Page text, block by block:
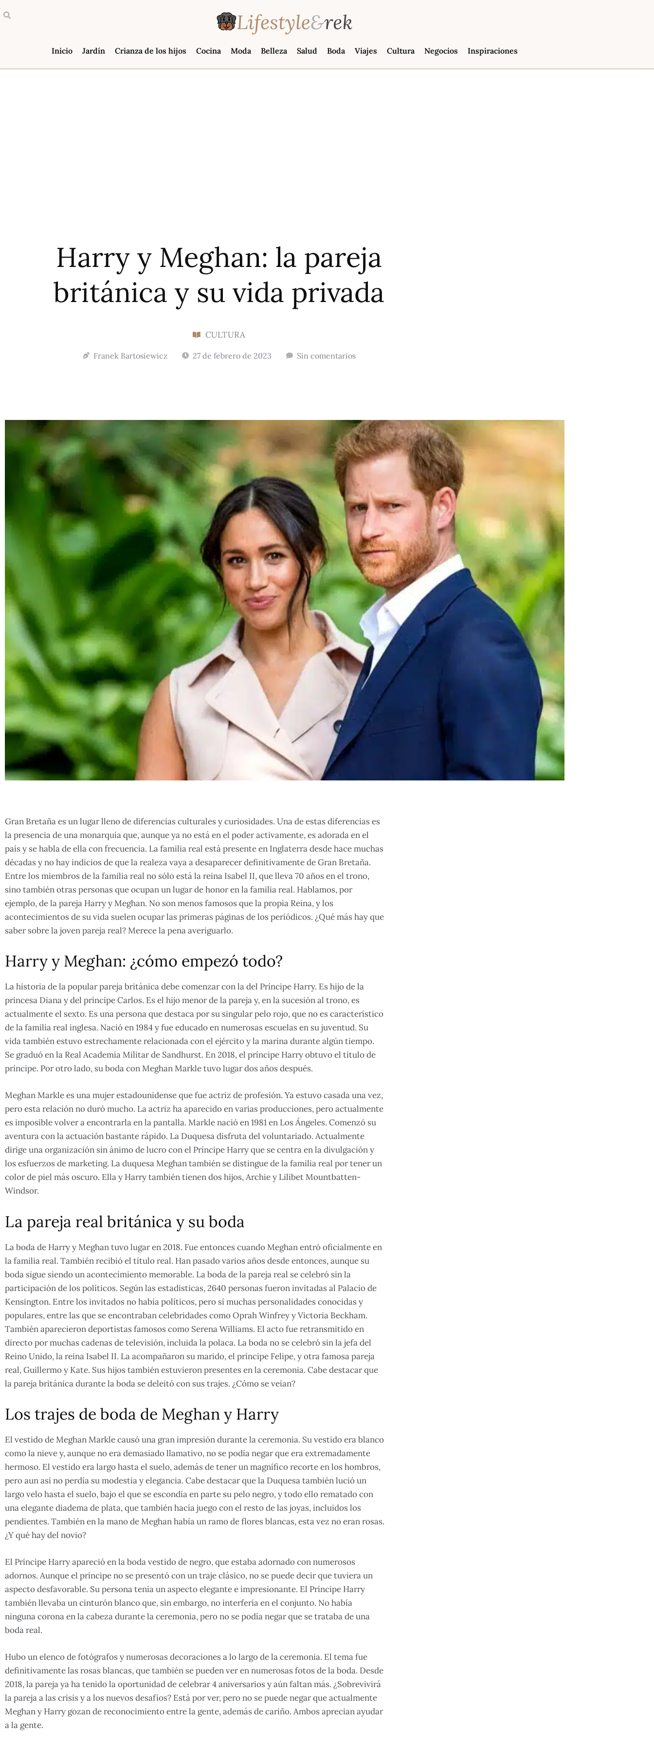
Inicio Jardín Crianza de los hijos Cocina Moda Belleza Salud Boda Viajes Cultura Negocios Inspiraciones
Harry y Meghan: la pareja
británica y su vida privada
CULTURA
Franek Bartosiewicz 27 de febrero de 2023 Sin comentarios
Gran Bretaña es un lugar lleno de diferencias culturales y curiosidades. Una de estas diferencias es
la presencia de una monarquía que, aunque ya no está en el poder activamente, es adorada en el
país y se habla de ella con frecuencia. La familia real está presente en Inglaterra desde hace muchas
décadas y no hay indicios de que la realeza vaya a desaparecer definitivamente de Gran Bretaña.
Entre los miembros de la familia real no sólo está la reina Isabel II, que lleva 70 años en el trono,
sino también otras personas que ocupan un lugar de honor en la familia real. Hablamos, por
ejemplo, de la pareja Harry y Meghan. No son menos famosos que la propia Reina, y los
acontecimientos de su vida suelen ocupar las primeras páginas de los periódicos. ¿Qué más hay que
saber sobre la joven pareja real? Merece la pena averiguarlo.
Harry y Meghan: ¿cómo empezó todo?
La historia de la popular pareja británica debe comenzar con la del Príncipe Harry. Es hijo de la
princesa Diana y del príncipe Carlos. Es el hijo menor de la pareja y, en la sucesión al trono, es
actualmente el sexto. Es una persona que destaca por su singular pelo rojo, que no es característico
de la familia real inglesa. Nació en 1984 y fue educado en numerosas escuelas en su juventud. Su
vida también estuvo estrechamente relacionada con el ejército y la marina durante algún tiempo.
Se graduó en la Real Academia Militar de Sandhurst. En 2018, el príncipe Harry obtuvo el título de
príncipe. Por otro lado, su boda con Meghan Markle tuvo lugar dos años después.
Meghan Markle es una mujer estadounidense que fue actriz de profesión. Ya estuvo casada una vez,
pero esta relación no duró mucho. La actriz ha aparecido en varias producciones, pero actualmente
es imposible volver a encontrarla en la pantalla. Markle nació en 1981 en Los Ángeles. Comenzó su
aventura con la actuación bastante rápido. La Duquesa disfruta del voluntariado. Actualmente
dirige una organización sin ánimo de lucro con el Príncipe Harry que se centra en la divulgación y
los esfuerzos de marketing. La duquesa Meghan también se distingue de la familia real por tener un
color de piel más oscuro. Ella y Harry también tienen dos hijos, Archie y Lilibet Mountbatten-
Windsor.
La pareja real británica y su boda
La boda de Harry y Meghan tuvo lugar en 2018. Fue entonces cuando Meghan entró oficialmente en
la familia real. También recibió el título real. Han pasado varios años desde entonces, aunque su
boda sigue siendo un acontecimiento memorable. La boda de la pareja real se celebró sin la
participación de los políticos. Según las estadísticas, 2640 personas fueron invitadas al Palacio de
Kensington. Entre los invitados no había políticos, pero sí muchas personalidades conocidas y
populares, entre las que se encontraban celebridades como Oprah Winfrey y Victoria Beckham.
También aparecieron deportistas famosos como Serena Williams. El acto fue retransmitido en
directo por muchas cadenas de televisión, incluida la polaca. La boda no se celebró sin la jefa del
Reino Unido, la reina Isabel II. La acompañaron su marido, el príncipe Felipe, y otra famosa pareja
real, Guillermo y Kate. Sus hijos también estuvieron presentes en la ceremonia. Cabe destacar que
la pareja británica durante la boda se deleitó con sus trajes. ¿Cómo se veían?
Los trajes de boda de Meghan y Harry
El vestido de Meghan Markle causó una gran impresión durante la ceremonia. Su vestido era blanco
como la nieve y, aunque no era demasiado llamativo, no se podía negar que era extremadamente
hermoso. El vestido era largo hasta el suelo, además de tener un magnífico recorte en los hombros,
pero aun así no perdía su modestia y elegancia. Cabe destacar que la Duquesa también lució un
largo velo hasta el suelo, bajo el que se escondía en parte su pelo negro, y todo ello rematado con
una elegante diadema de plata, que también hacía juego con el resto de las joyas, incluidos los
pendientes. También en la mano de Meghan había un ramo de flores blancas, esta vez no eran rosas.
¿Y qué hay del novio?
El Príncipe Harry apareció en la boda vestido de negro, que estaba adornado con numerosos
adornos. Aunque el príncipe no se presentó con un traje clásico, no se puede decir que tuviera un
aspecto desfavorable. Su persona tenía un aspecto elegante e impresionante. El Príncipe Harry
también llevaba un cinturón blanco que, sin embargo, no interfería en el conjunto. No había
ninguna corona en la cabeza durante la ceremonia, pero no se podía negar que se trataba de una
boda real.
Hubo un elenco de fotógrafos y numerosas decoraciones a lo largo de la ceremonia. El tema fue
definitivamente las rosas blancas, que también se pueden ver en numerosas fotos de la boda. Desde
2018, la pareja ya ha tenido la oportunidad de celebrar 4 aniversarios y aún faltan más. ¿Sobrevivirá
la pareja a las crisis y a los nuevos desafíos? Está por ver, pero no se puede negar que actualmente
Meghan y Harry gozan de reconocimiento entre la gente, además de cariño. Ambos aprecian ayudar
a la gente.